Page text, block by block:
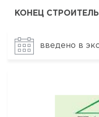
КОНЕЦ
введено в